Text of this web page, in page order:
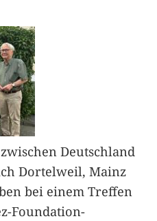
Deutschland
Dortelweil, Mainz
bei einem Treffen
Foundation-